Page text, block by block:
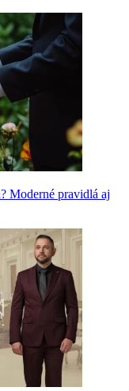
Moderné pravidlá aj